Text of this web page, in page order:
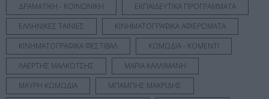
ΔΡΑΜΑΤΙΚΗ - ΚΟΙΝΩΝΙΚΗ
ΕΚΠΑΙΔΕΥΤΙΚΑ ΠΡΟΓΡΑΜΜΑΤΑ
ΕΛΛΗΝΙΚΕΣ ΤΑΙΝΙΕΣ
ΚΙΝΗΜΑΤΟΓΡΑΦΙΚΑ ΑΦΙΕΡΩΜΑΤΑ
ΚΙΝΗΜΑΤΟΓΡΑΦΙΚΑ ΦΕΣΤΙΒΑΛ
ΚΩΜΩΔΙΑ - ΚΟΜΕΝΤΙ
ΛΑΕΡΤΗΣ ΜΑΛΚΟΤΣΗΣ
ΜΑΡΙΑ ΚΑΛΛΙΜΑΝΗ
ΜΑΥΡΗ ΚΩΜΩΔΙΑ
ΜΠΑΜΠΗΣ ΜΑΚΡΙΔΗΣ